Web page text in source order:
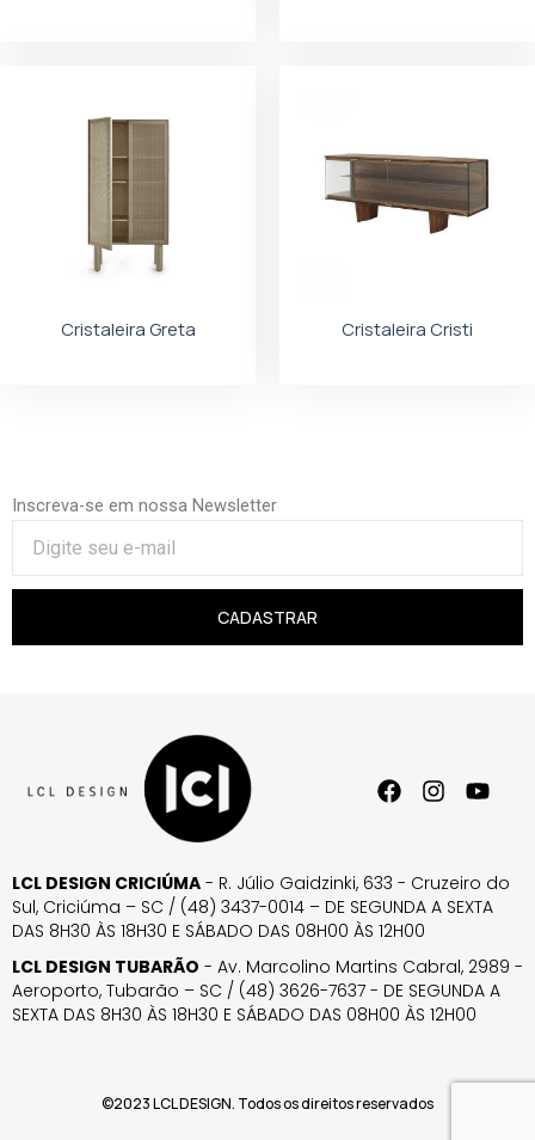
Cristaleira Greta Cristaleira Cristi
Inscreva-se em nossa Newsletter
CADASTRAR
LCL DESIGN CRICIÚMA - R. Júlio Gaidzinki, 633 - Cruzeiro do
Sul, Criciúma – SC / (48) 3437-0014 – DE SEGUNDA A SEXTA
DAS 8H30 ÀS 18H30 E SÁBADO DAS 08H00 ÀS 12H00
LCL DESIGN TUBARÃO - Av. Marcolino Martins Cabral, 2989 -
Aeroporto, Tubarão – SC / (48) 3626-7637 - DE SEGUNDA A
SEXTA DAS 8H30 ÀS 18H30 E SÁBADO DAS 08H00 ÀS 12H00
©2023 LCL DESIGN. Todos os direitos reservados